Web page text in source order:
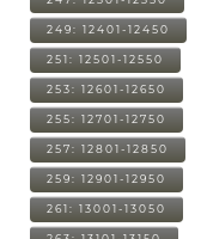
249: 12401-12450
251: 12501-12550
253: 12601-12650
255: 12701-12750
257: 12801-12850
259: 12901-12950
261: 13001-13050